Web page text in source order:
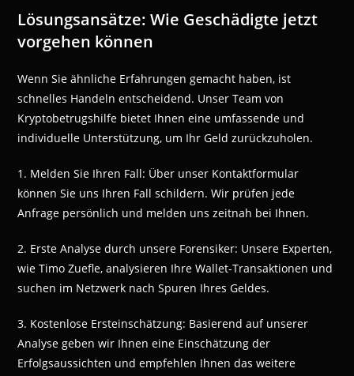
Lösungsansätze: Wie Geschädigte jetzt
vorgehen können
Wenn Sie ähnliche Erfahrungen gemacht haben, ist
schnelles Handeln entscheidend. Unser Team von
Kryptobetrugshilfe bietet Ihnen eine umfassende und
individuelle Unterstützung, um Ihr Geld zurückzuholen.
1. Melden Sie Ihren Fall: Über unser Kontaktformular
können Sie uns Ihren Fall schildern. Wir prüfen jede
Anfrage persönlich und melden uns zeitnah bei Ihnen.
2. Erste Analyse durch unsere Forensiker: Unsere Experten,
wie Timo Zuefle, analysieren Ihre Wallet-Transaktionen und
suchen im Netzwerk nach Spuren Ihres Geldes.
3. Kostenlose Ersteinschätzung: Basierend auf unserer
Analyse geben wir Ihnen eine Einschätzung der
Erfolgsaussichten und empfehlen Ihnen das weitere